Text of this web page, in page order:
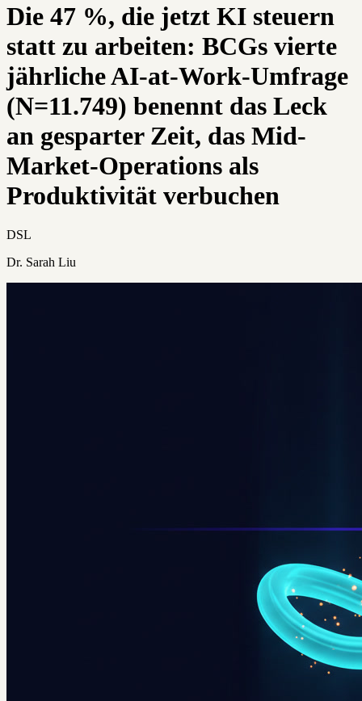
Die 47 %, die jetzt KI steuern
statt zu arbeiten: BCGs vierte
jährliche AI-at-Work-Umfrage
(N=11.749) benennt das Leck
an gesparter Zeit, das Mid-
Market-Operations als
Produktivität verbuchen
DSL
Dr. Sarah Liu